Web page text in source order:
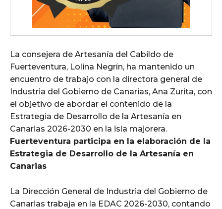
La consejera de Artesanía del Cabildo de
Fuerteventura, Lolina Negrín, ha mantenido un
encuentro de trabajo con la directora general de
Industria del Gobierno de Canarias, Ana Zurita, con
el objetivo de abordar el contenido de la
Estrategia de Desarrollo de la Artesanía en
Canarias 2026-2030 en la isla majorera.
Fuerteventura participa en la elaboración de la
Estrategia de Desarrollo de la Artesanía en
Canarias
La Dirección General de Industria del Gobierno de
Canarias trabaja en la EDAC 2026-2030, contando